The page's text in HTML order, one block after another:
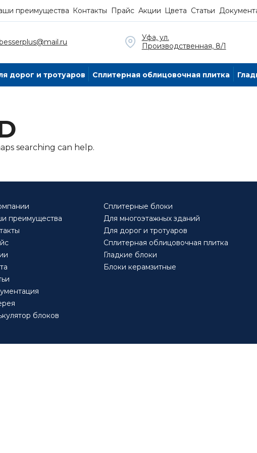
преимущества Контакты Прайс Акции Цвета Статьи
Уфа, ул.
Производственная, 8/1
дорог и тротуаров Сплитерная облицовочная плитка
searching can help.
преимущества
блоков
Сплитерные блоки
Для многоэтажных зданий
Для дорог и тротуаров
Сплитерная облицовочная плитка
Гладкие блоки
Блоки керамзитные